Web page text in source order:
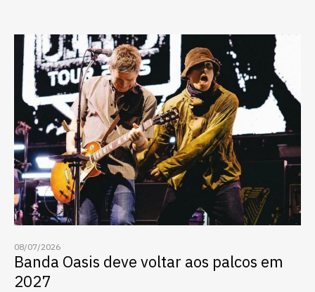
08/07/2026
Banda Oasis deve voltar aos palcos em
2027